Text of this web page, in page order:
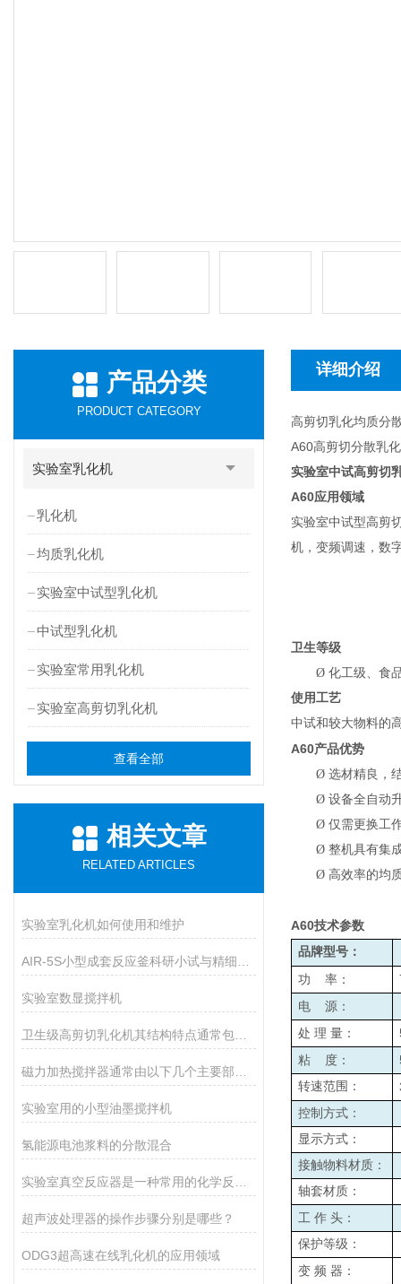
产品分类
PRODUCT CATEGORY
实验室乳化机
乳化机
均质乳化机
实验室中试型乳化机
中试型乳化机
实验室常用乳化机
实验室高剪切乳化机
查看全部
相关文章
RELATED ARTICLES
实验室乳化机如何使用和维护
实验室数显搅拌机
实验室用的小型油墨搅拌机
氢能源电池浆料的分散混合
超声波处理器的操作步骤分别是哪些？
ODG3超高速在线乳化机的应用领域
详细介绍
高剪切乳化均质分
A60高剪切分散乳
实验室中试高剪切
A60应用领域
实验室中试型高剪
机，变频调速，数
卫生等级
Ø 化工级、食
使用工艺
中试和较大物料的
A60产品优势
Ø 选材精良，
Ø 设备全自动
Ø 仅需更换工
Ø 整机具有集
Ø 高效率的均
A60技术参数
品牌型号：
功
率：
电
源：
处 理 量：
粘 度：
转速范围：
控制方式：
显示方式：
接触物料材质：
轴套材质：
工 作 头：
保护等级：
变 频 器：